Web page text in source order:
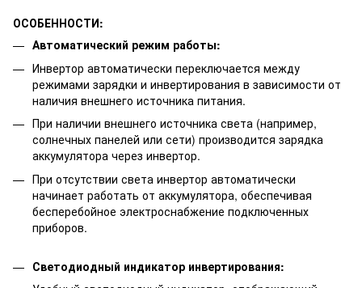
ОСОБЕННОСТИ:
Автоматический режим работы:
Инвертор автоматически переключается между
режимами зарядки и инвертирования в зависимости от
наличия внешнего источника питания.
При наличии внешнего источника света (например,
солнечных панелей или сети) производится зарядка
аккумулятора через инвертор.
При отсутствии света инвертор автоматически
начинает работать от аккумулятора, обеспечивая
бесперебойное электроснабжение подключенных
приборов.
Светодиодный индикатор инвертирования: